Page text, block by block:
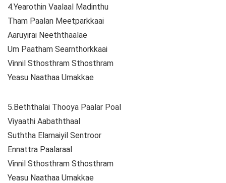
4.Yearothin Vaalaal Madinthu
Tham Paalan Meetparkkaai
Aaruyirai Neeththaalae
Um Paatham Searnthorkkaai
Vinnil Sthosthram Sthosthram
Yeasu Naathaa Umakkae
5.Beththalai Thooya Paalar Poal
Viyaathi Aabaththaal
Suththa Elamaiyil Sentroor
Ennattra Paalaraal
Vinnil Sthosthram Sthosthram
Yeasu Naathaa Umakkae